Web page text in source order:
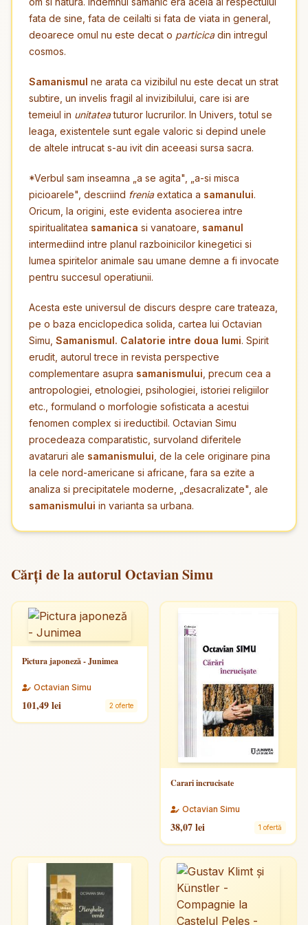
fata de sine, fata de ceilalti si fata de viata in general,
deoarece omul nu este decat o particicadin intregul
cosmos.
Samanismul ne arata ca vizibilul nu este decat un strat
subtire, un invelis fragil al invizibilului, care isi are
temeiul in unitateatuturor lucrurilor. In Univers, totul se
leaga, existentele sunt egale valoric si depind unele
de altele intrucat s-au ivit din aceeasi sursa sacra.
*Verbul sam inseamna „a se agita", „a-si misca
picioarele", descriind freniaextatica a samanului.
Oricum, la origini, este evidenta asocierea intre
spiritualitatea samanica si vanatoare, samanul
intermediind intre planul razboinicilor kinegetici si
lumea spiritelor animale sau umane demne a fi invocate
pentru succesul operatiunii.
Acesta este universul de discurs despre care trateaza,
pe o baza enciclopedica solida, cartea lui Octavian
Simu, Samanismul. Calatorie intre doua lumi. Spirit
erudit, autorul trece in revista perspective
complementare asupra samanismului , precum cea a
antropologiei, etnologiei, psihologiei, istoriei religiilor
etc., formuland o morfologie sofisticata a acestui
fenomen complex si ireductibil. Octavian Simu
procedeaza comparatistic, survoland diferitele
avataruri ale samanismului , de la cele originare pina
la cele nord-americane si africane, fara sa ezite a
analiza si precipitatele moderne, „desacralizate", ale
samanismului in varianta sa urbana.
Cărți de la autorul Octavian Simu
Pictura japoneză - Junimea
Octavian Simu
101,49 lei 2 oferte
Carari incrucisate
Octavian Simu
38,07 lei 1 ofertă